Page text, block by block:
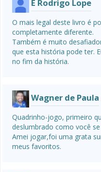
E Rodrigo Lope
O mais legal deste livro é
completamente diferente.
Também é muito
que esta história pode ter.
no fim da história.
Wagner de Paula
Quadrinho-jogo, primeiro
deslumbrado como você
Amei jogar,foi uma grata
meus favoritos.